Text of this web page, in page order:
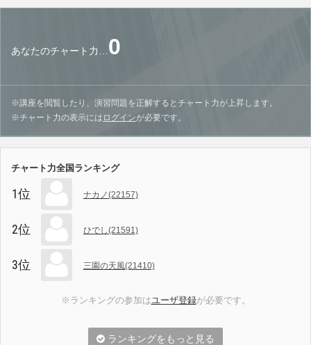
あなたのチャート力…0
※講座を閲覧したり、演習問題を正解するとチャート力が上昇します。
※チャート力の表示には ログインが必要です。
チャート力全国ランキング
1位 ナカノ(22157)
2位 ひでし(21591)
3位 三園の天風(21410)
※ランキングの参加はユーザ登録が必要です。
ランキングをもっと見る